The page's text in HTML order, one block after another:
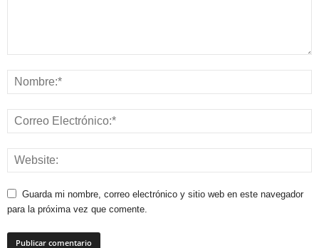
Guarda mi nombre, correo electrónico y sitio web en este navegador
para la próxima vez que comente.